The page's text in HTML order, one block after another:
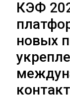
КЭФ
новых